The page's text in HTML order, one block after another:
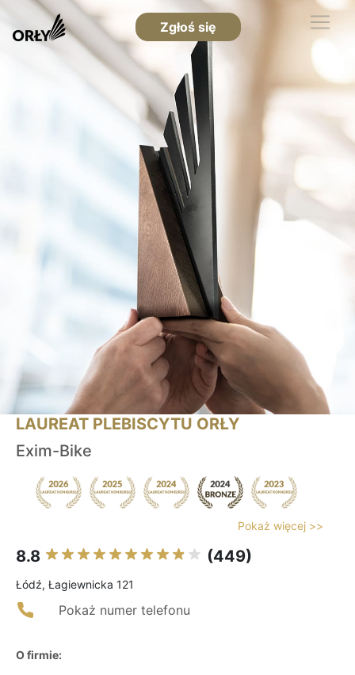
Zgłoś się
LAUREAT PLEBISCYTU ORŁY
Exim-Bike
Pokaż więcej >>
8.8 (449)
Łódź, Łagiewnicka 121
Pokaż numer telefonu
O firmie: